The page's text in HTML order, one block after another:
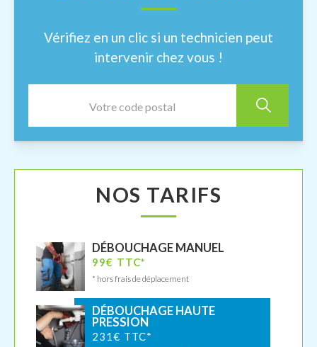
Vérifiez en un clic si un technicien peut
intervenir chez vous !
NOS TARIFS
DÉBOUCHAGE MANUEL
99€ TTC*
* hors frais de déplacement
DÉBOUCHAGE HAUTE
PRESSION
231€ TTC*